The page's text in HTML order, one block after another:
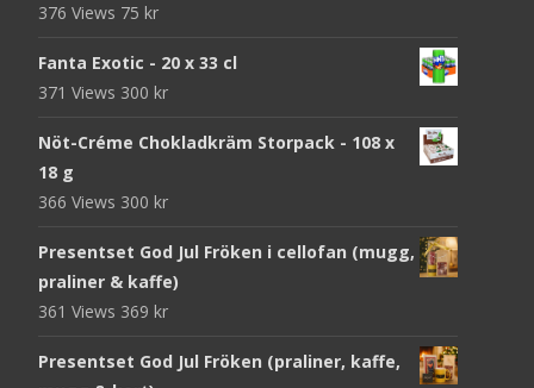
376 Views 75 kr
Fanta Exotic - 20 x 33 cl
371 Views 300 kr
Nöt-Créme Chokladkräm Storpack - 108 x
18 g
366 Views 300 kr
Presentset God Jul Fröken i cellofan (mugg,
praliner & kaffe)
361 Views 369 kr
Presentset God Jul Fröken (praliner, kaffe,